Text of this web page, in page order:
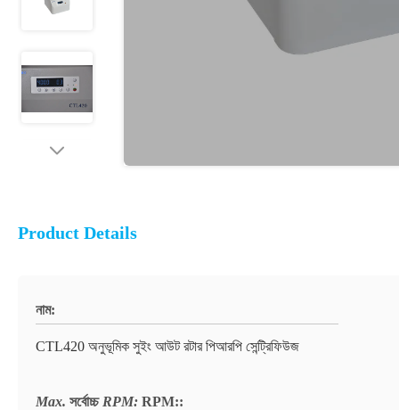
Product Details
নাম:
CTL420 অনুভূমিক সুইং আউট রটার পিআরপি সেন্ট্রিফিউজ
Max. সর্বোচ্চ RPM: RPM::